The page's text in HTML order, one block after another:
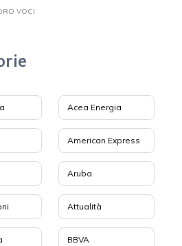
VOCI
Acea Energia
American Express
Aruba
Attualità
BBVA